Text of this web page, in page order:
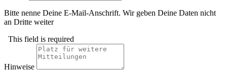
Bitte nenne Deine E-Mail-Anschrift. Wir geben Deine Daten nicht
an Dritte weiter
This field is required
Hinweise